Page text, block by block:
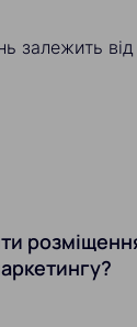
залежить від